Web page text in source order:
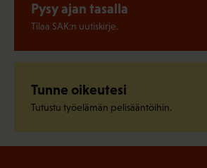
Pysy ajan tasalla
Tilaa SAK:n uutiskirje.
Tunne oikeutesi
Tutustu työelämän pelisääntöihin.